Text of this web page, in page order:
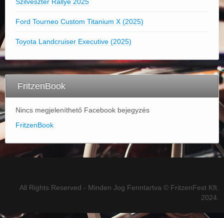
Ford Tourneo Custom Titanium X (2025)
Toyota Landcruiser Executive (2025)
FritzenBook
Nincs megjeleníthető Facebook bejegyzés
FritzenBook
All Rights Reserved - Minden Jog Fenntartva © FritzenFest Kft.
2024.